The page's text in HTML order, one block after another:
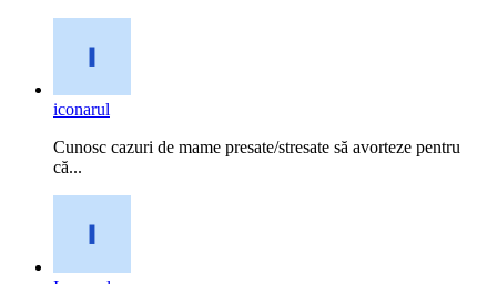
iconarul
Cunosc cazuri de mame presate/stresate să avorteze pentru
că...